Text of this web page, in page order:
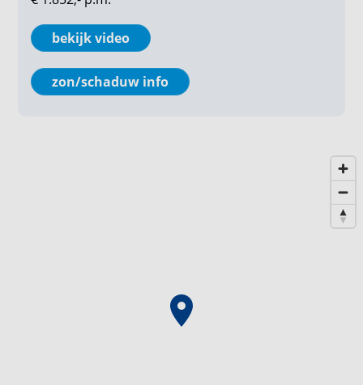
name gelden voor de brochure tekst, de
plattegronden en maatvoeringen. Hieraan kunnen
dan ook geen rechten worden ontleend.**
bekijk video
zon/schaduw info